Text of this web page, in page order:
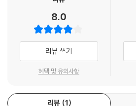
제8장 인본주의이론: 로저스, 매슬로
1. 인본주의이론: 로저스
2. 욕구위계이론: 매슬로
제3부 인간발달
제3부는 ‘인간발달’은 태내기에서 성인기까
적, 심리적, 사회적 발달의 변화에 초점을 두
에의 적용할 점을 연결하여 제시하였다. 그중
생아기(제9장)를, 김수정 교수가 영·유아기(
(중년기), 성인 후기(노년기)로 나누어 집필하
8.0
리뷰 쓰기
혜택 및 유의사항
리뷰 1